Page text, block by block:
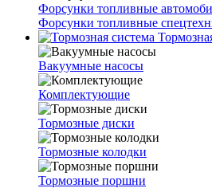
Форсунки топливные
Форсунки топливные
Вакуумные насосы
Комплектующие
Тормозные диски
Тормозные колодки
Тормозные поршни